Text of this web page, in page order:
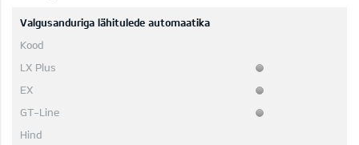
Valgusanduriga lähitulede automaatika